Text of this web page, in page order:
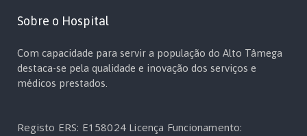
Sobre o Hospital
Com capacidade para servir a população do Alto Tâmega
destaca-se pela qualidade e inovação dos serviços e
médicos prestados.
Registo ERS: E158024 Licença Funcionamento: